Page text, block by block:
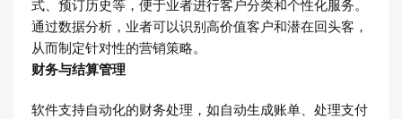
式、预订历史等，便于业者进行客户分类和个性化服务。
通过数据分析，业者可以识别高价值客户和潜在回头客，
从而制定针对性的营销策略。
财务与结算管理
软件支持自动化的财务处理，如自动生成账单、处理支付